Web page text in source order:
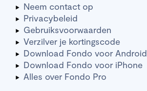
Neem contact op
Privacybeleid
Gebruiksvoorwaarden
Verzilver je kortingscode
Download Fondo voor Android
Download Fondo voor iPhone
Alles over Fondo Pro